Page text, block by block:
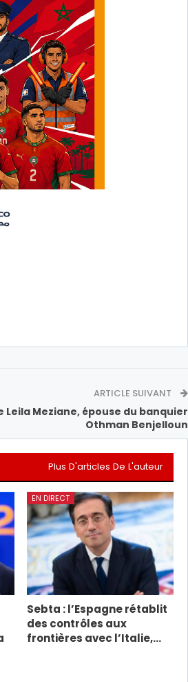
ARTICLE SUIVANT
Leila Meziane, épouse du banquier
Othman Benjelloun
Plus D'articles De L'auteur
EN DIRECT
Sebta : l’Espagne rétablit
des contrôles aux
frontières avec l’Italie,…